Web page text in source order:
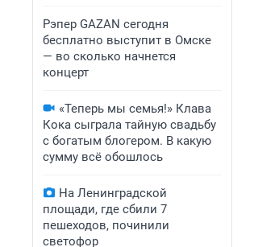
Рэпер GAZAN сегодня
бесплатно выступит в Омске
— во сколько начнется
концерт
«Теперь мы семья!» Клава
Кока сыграла тайную свадьбу
с богатым блогером. В какую
сумму всё обошлось
На Ленинградской
площади, где сбили 7
пешеходов, починили
светофор